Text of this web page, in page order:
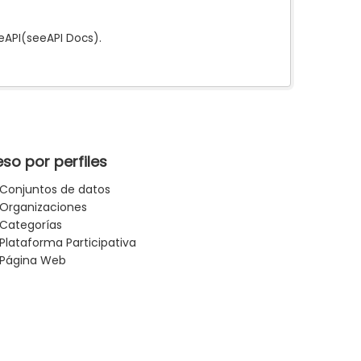
API(seeAPI Docs).
por perfiles
Conjuntos de datos
Organizaciones
Categorías
Plataforma Participativa
Página Web